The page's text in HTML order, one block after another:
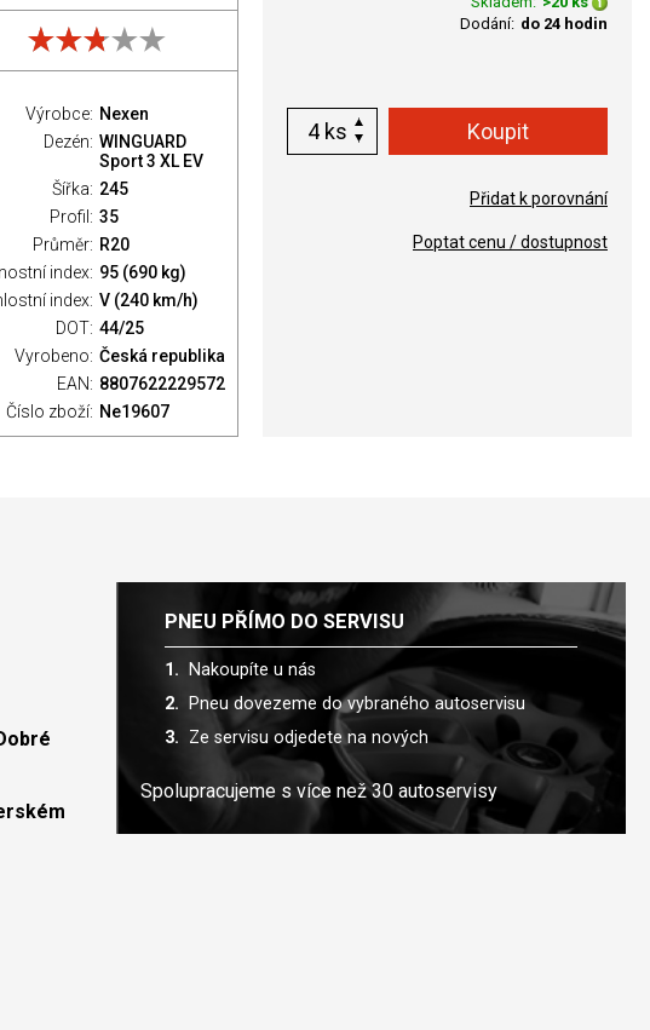
Výrobce: Nexen
Dezén: WINGUARD
Sport 3 XL EV
Šířka: 245
Profil: 35
Průměr: R20
index: 95 (690 kg)
index: V (240 km/h)
DOT: 44/25
Vyrobeno: Česká republika
EAN: 8807622229572
Číslo zboží: Ne19607
Dodání: do 24 hodin
ks
Přidat k porovnání
Poptat cenu / dostupnost
PNEU PŘÍMO DO SERVISU
Nakoupíte u nás
Pneu dovezeme do vybraného autoservisu
Ze servisu odjedete na nových
Spolupracujeme s více než 30 autoservisy